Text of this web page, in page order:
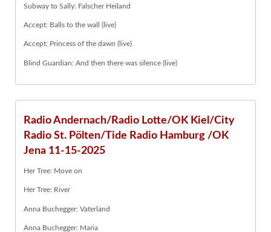
Subway to Sally: Falscher Heiland
Accept: Balls to the wall (live)
Accept: Princess of the dawn (live)
Blind Guardian: And then there was silence (live)
Radio Andernach/Radio Lotte/OK Kiel/City
Radio St. Pölten/Tide Radio Hamburg /OK
Jena 11-15-2025
Her Tree: Move on
Her Tree: River
Anna Buchegger: Vaterland
Anna Buchegger: Maria